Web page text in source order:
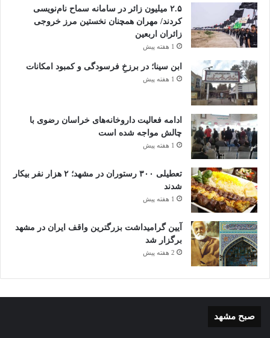
۲.۵ میلیون زائر در سامانه سماح نام‌نویسی
کردند/ مهران همچنان نخستین مرز خروجی
زائران اربعین
1 هفته پیش
ابن سینا؛ در برزخِ فرسودگی و کمبود امکانات
1 هفته پیش
ادامه فعالیت داروخانه‌های خراسان رضوی با
چالش مواجه شده است
1 هفته پیش
تعطیلی ۳۰۰ رستوران در مشهد؛ ۲ هزار نفر بیکار
شدند
1 هفته پیش
آیین گرامیداشت بزرگترین واقف ایران در مشهد
برگزار شد
2 هفته پیش
صبح مشهد